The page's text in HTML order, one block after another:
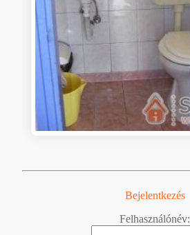
Bejelentkezés
Felhasználónév: